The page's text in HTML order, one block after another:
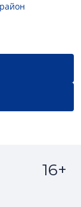
16+